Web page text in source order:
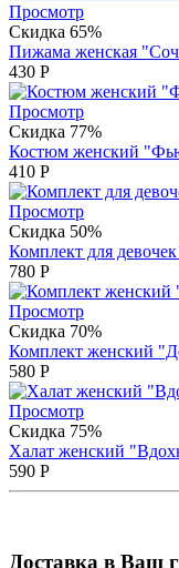
Просмотр
Скидка 65%
Пижама женская
430 Р
Просмотр
Скидка 77%
Костюм женский
410 Р
Просмотр
Скидка 50%
Комплект для
780 Р
Просмотр
Скидка 70%
Комплект женский
580 Р
Просмотр
Скидка 75%
Халат женский
590 Р
Доставка в Ваш